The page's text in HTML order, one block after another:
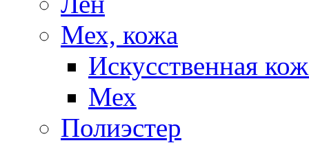
Мех, кожа
Искусственная
Мех
Полиэстер